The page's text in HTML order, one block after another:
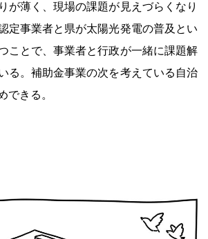
が薄く、現場の課題が見えづらくなり
定事業者と県が太陽光発電の普及とい
ことで、事業者と行政が一緒に課題解
る。補助金事業の次を考えている自治
できる。